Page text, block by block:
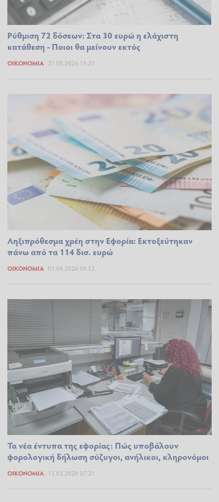
Ρύθμιση 72 δόσεων: Στα 30 ευρώ η ελάχιστη
κατάθεση - Ποιοι θα μείνουν εκτός
ΟΙΚΟΝΟΜΊΑ 21.05.2026 15:23
Ληξιπρόθεσμα χρέη στην Εφορία: Εκτοξεύτηκαν
πάνω από τα 114 δισ. ευρώ
ΟΙΚΟΝΟΜΊΑ 01.04.2026 09:53
Τα νέα έντυπα της εφορίας: Πώς υποβάλουν
φορολογική δήλωση σύζυγοι, ανήλικοι, κληρονόμοι
ΟΙΚΟΝΟΜΊΑ 11.03.2026 07:21